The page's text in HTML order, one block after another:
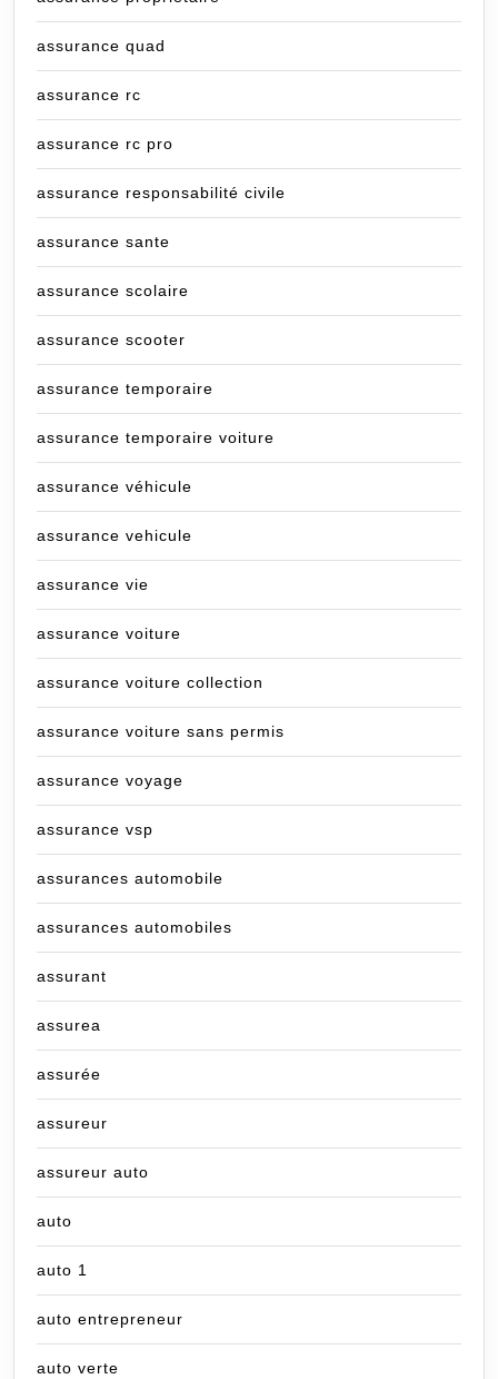
assurance quad
assurance rc
assurance rc pro
assurance responsabilité civile
assurance sante
assurance scolaire
assurance scooter
assurance temporaire
assurance temporaire voiture
assurance véhicule
assurance vehicule
assurance vie
assurance voiture
assurance voiture collection
assurance voiture sans permis
assurance voyage
assurance vsp
assurances automobile
assurances automobiles
assurant
assurea
assurée
assureur
assureur auto
auto
auto 1
auto entrepreneur
auto verte